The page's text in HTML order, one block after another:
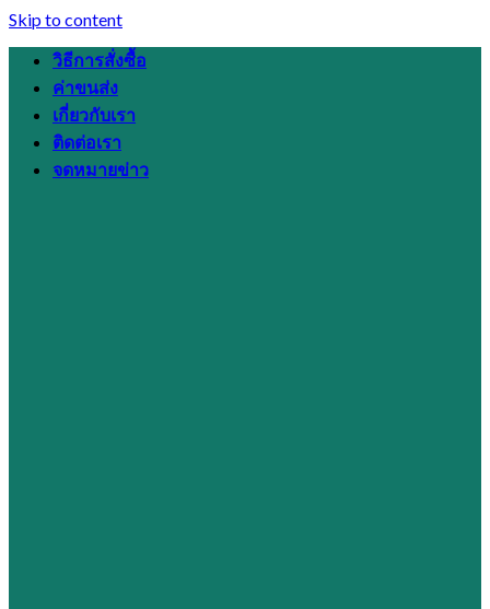
Skip to content
วิธีการสั่งซื้อ
ค่าขนส่ง
เกี่ยวกับเรา
ติดต่อเรา
จดหมายข่าว